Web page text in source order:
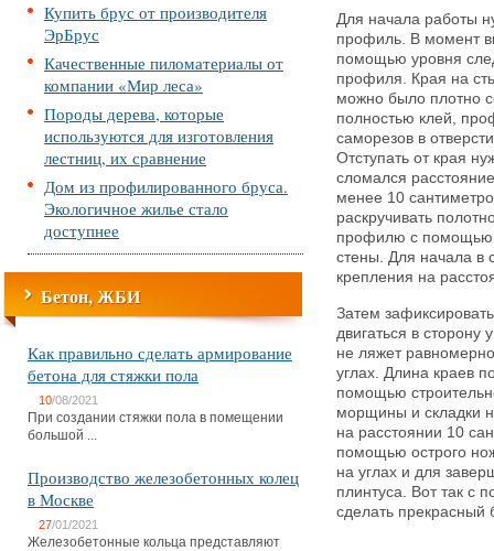
Купить брус от производителя
ЭрБрус
Качественные пиломатериалы от
компании «Мир леса»
Породы дерева, которые
используются для изготовления
лестниц, их сравнение
Дом из профилированного бруса.
Экологичное жилье стало
доступнее
Бетон, ЖБИ
Как правильно сделать армирование
бетона для стяжки пола
10/08/2021
При создании стяжки пола в помещении
большой ...
Производство железобетонных колец
в Москве
27/01/2021
Железобетонные кольца представляют
Для начала работы
профиль. В момент
помощью уровня
профиля. Края на
можно было плотно
полностью клей,
саморезов в
Отступать от края
сломался
менее 10
раскручивать
профилю с помощью
стены. Для начала в
крепления на
Затем
двигаться в сторону
не ляжет
углах. Длина краев
помощью
морщины и складки
на расстоянии 10
помощью острого
на углах и для
плинтуса. Вот так с
сделать прекрасный